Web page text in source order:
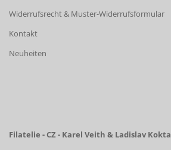
Widerrufsrecht & Muster-Widerrufsformular
Kontakt
Neuheiten
Filatelie - CZ - Karel Veith & Ladislav Kokta